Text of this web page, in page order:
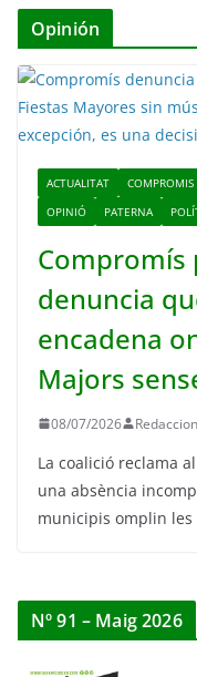
Opinión
ACTUALITAT COMPROMIS
OPINIÓ
PATERNA
Compromís
denuncia
encadena
Majors
08/07/2026 Redaccion
La coalició reclama
una absència
municipis omplin les
Nº 91 – Maig 2026